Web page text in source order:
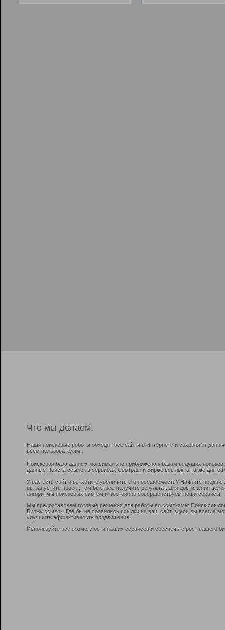
Что мы делаем.
Наши поисковые роботы обходят все сайты в Интернете и сохраняют
всем пользователям.
Поисковая база данных максимально приближена к базам ведущих
данные Поиска ссылок в сервисах СеоТраф и Бирже ссылок, а также для
У вас есть сайт и вы хотите увеличить его посещаемость? Начните
вы запустите проект, тем быстрее получите результат. Для достижения
алгоритмы поисковых систем и постоянно совершенствуем наши сервисы.
Мы предоставляем готовые решения для работы со ссылками: Поиск
Биржу ссылок. Где бы не появились ссылки на ваш сайт, здесь вы всегда
улучшить эффективность продвижения.
Используйте все возможности наших сервисов и обеспечьте рост вашего